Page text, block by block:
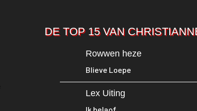
DE TOP 15 VAN
Rowwen heze
Blieve Loepe
Lex Uiting